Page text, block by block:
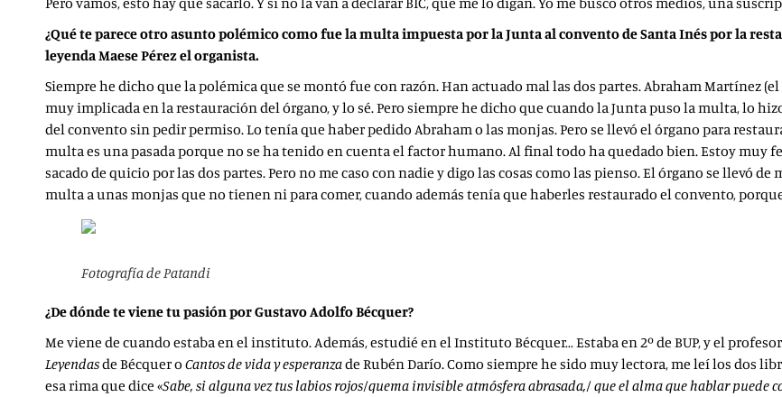
¿Qué te parece otro asunto polémico como fue la multa impuesta por la Junta al convento de Santa Inés por la
leyenda Maese Pérez el organista.
Siempre he dicho que la polémica que se montó fue con razón. Han actuado mal las dos partes. Abraham Martínez
muy implicada en la restauración del órgano, y lo sé. Pero siempre he dicho que cuando la Junta puso la multa, lo
del convento sin pedir permiso. Lo tenía que haber pedido Abraham o las monjas. Pero se llevó el órgano para
multa es una pasada porque no se ha tenido en cuenta el factor humano. Al final todo ha quedado bien. Estoy muy
sacado de quicio por las dos partes. Pero no me caso con nadie y digo las cosas como las pienso. El órgano se llevó
multa a unas monjas que no tienen ni para comer, cuando además tenía que haberles restaurado el convento,
Fotografía de Patandi
¿De dónde te viene tu pasión por Gustavo Adolfo Bécquer?
Me viene de cuando estaba en el instituto. Además, estudié en el Instituto Bécquer… Estaba en 2º de BUP, y el
Leyendasde Bécquer o Cantos de vida y esperanzade Rubén Darío. Como siempre he sido muy lectora, me leí los dos
esa rima que dice «Sabe, si alguna vez tus labios rojos/quema invisible atmósfera abrasada,/ que el alma que hablar puede